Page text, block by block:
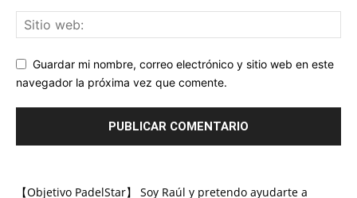
Guardar mi nombre, correo electrónico y sitio web en este
navegador la próxima vez que comente.
【Objetivo PadelStar】 Soy Raúl y pretendo ayudarte a